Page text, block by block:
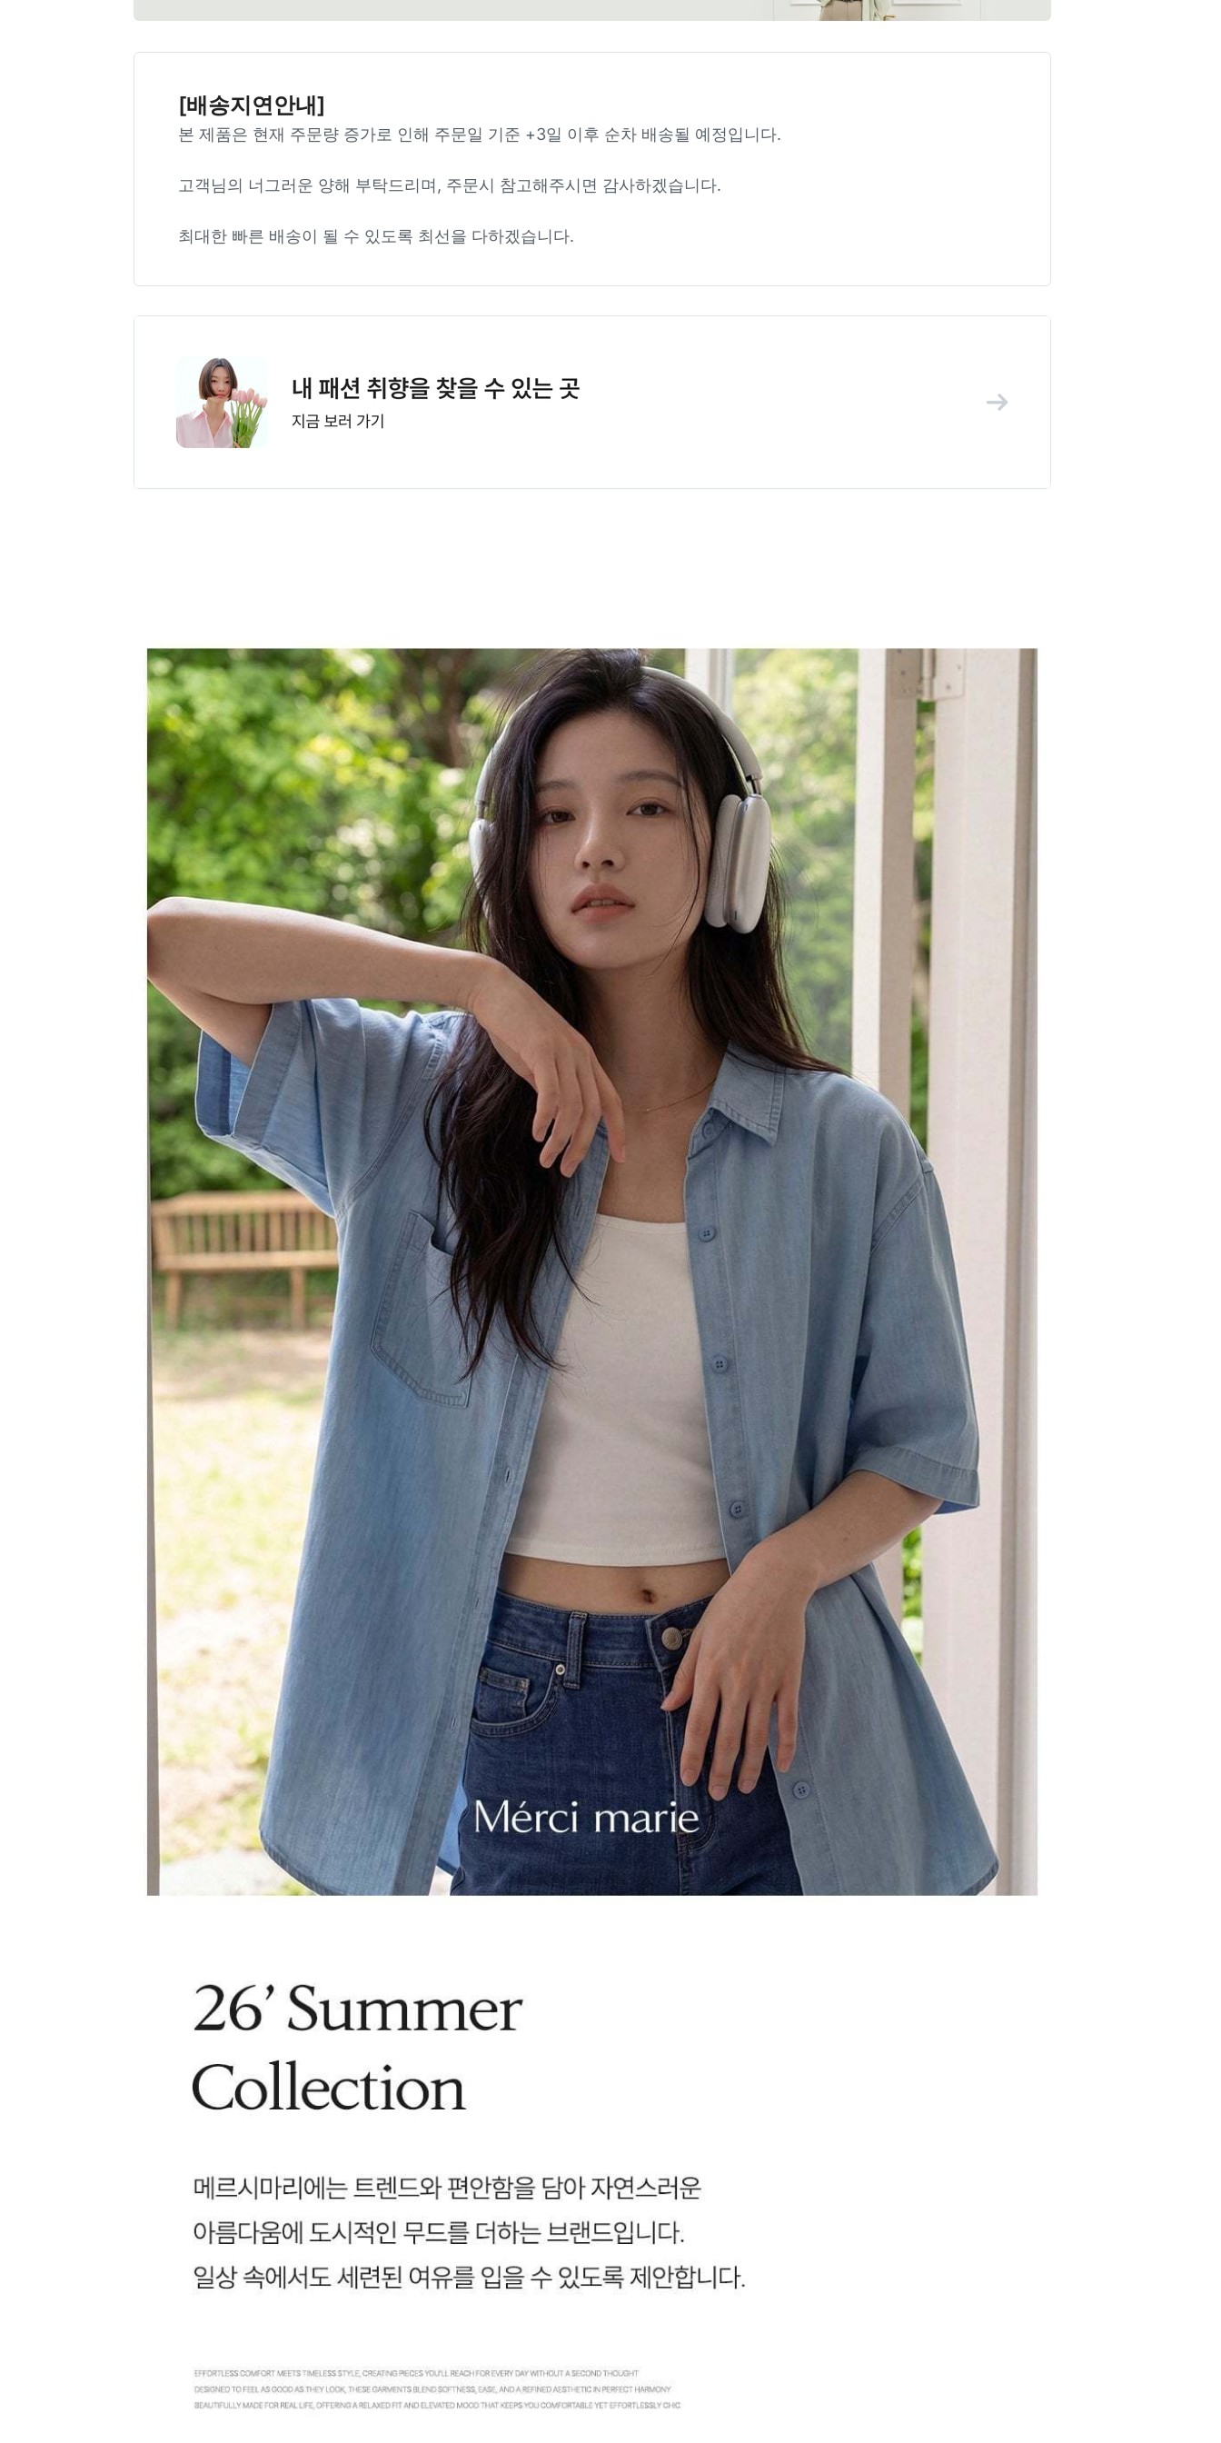
[배송지연안내]
본 제품은 현재 주문량 증가로 인해 주문일 기준 +3일 이후 순차 배송될 예정입니다.
고객님의 너그러운 양해 부탁드리며, 주문시 참고해주시면 감사하겠습니다.
최대한 빠른 배송이 될 수 있도록 최선을 다하겠습니다.